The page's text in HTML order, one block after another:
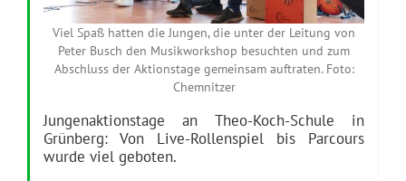
Viel Spaß hatten die Jungen, die unter der Leitung von
Peter Busch den Musikworkshop besuchten und zum
Abschluss der Aktionstage gemeinsam auftraten. Foto:
Chemnitzer
Jungenaktionstage an Theo-Koch-Schule in
Grünberg: Von Live-Rollenspiel bis Parcours
wurde viel geboten.